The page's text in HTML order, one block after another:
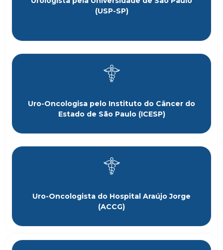
(USP-SP)
Uro-Oncologisa pelo Instituto do Câncer do
Estado de São Paulo (ICESP)
Uro-Oncologista do Hospital Araújo Jorge
(ACCG)